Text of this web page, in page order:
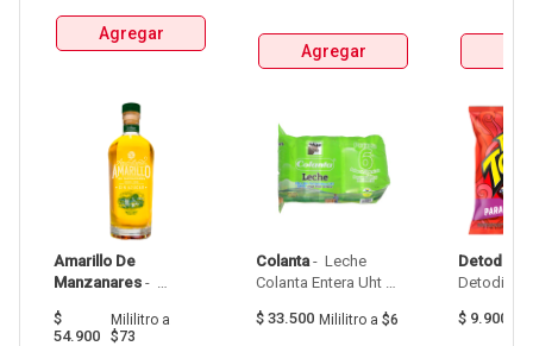
Agregar
Amarillo De
Manzanares -
De Manzanares
$
54.900
Mililitroa
$73
Agregar
Colanta - Leche
Colanta Entera Uht
$ 33.500 Mililitro a $6
Detodito
$ 9.900